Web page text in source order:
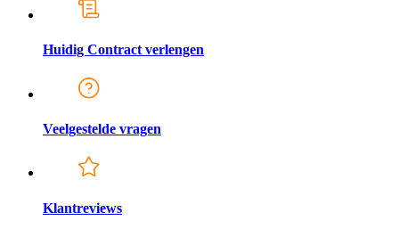
Huidig Contract verlengen
Veelgestelde vragen
Klantreviews